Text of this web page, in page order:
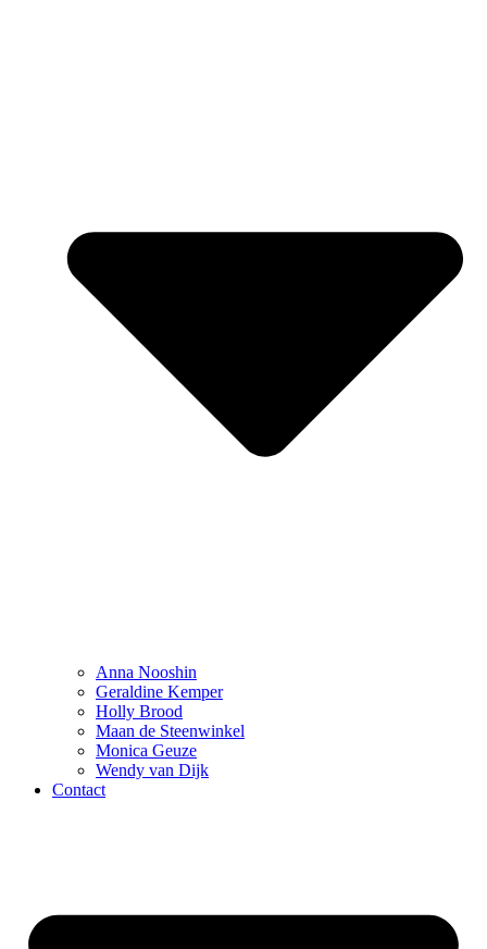
Anna Nooshin
Geraldine Kemper
Holly Brood
Maan de Steenwinkel
Monica Geuze
Wendy van Dijk
Contact